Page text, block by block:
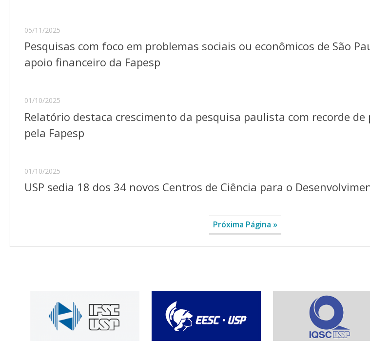
05/11/2025
Pesquisas com foco em problemas sociais ou econômicos de São
apoio financeiro da Fapesp
01/10/2025
Relatório destaca crescimento da pesquisa paulista com recorde
pela Fapesp
01/10/2025
USP sedia 18 dos 34 novos Centros de Ciência para o
Próxima Página »